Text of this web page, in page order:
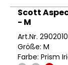
Scott
- M
Art.Nr.
Größe: M
Farbe: Prism